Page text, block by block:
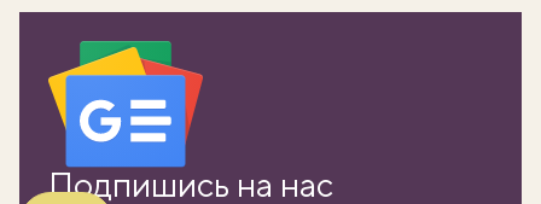
Подпишись на нас